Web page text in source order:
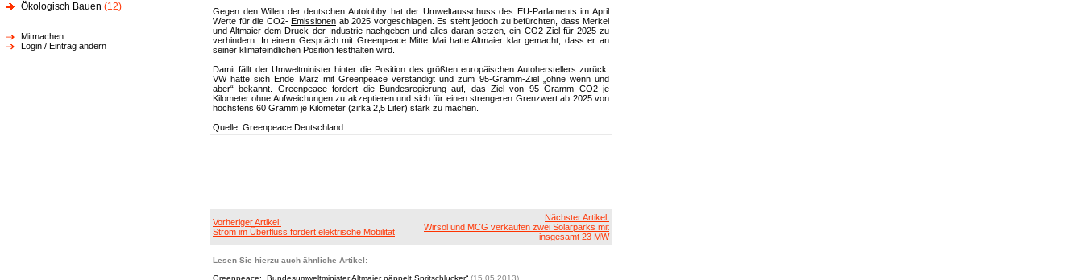
Ökologisch Bauen (12)
Mitmachen
Login / Eintrag ändern
Gegen den Willen der deutschen Autolobby hat der Umweltausschuss des EU-Parlaments im April
Werte für die CO2- Emissionen ab 2025 vorgeschlagen. Es steht jedoch zu befürchten, dass Merkel
und Altmaier dem Druck der Industrie nachgeben und alles daran setzen, ein CO2-Ziel für 2025 zu
verhindern. In einem Gespräch mit Greenpeace Mitte Mai hatte Altmaier klar gemacht, dass er an
seiner klimafeindlichen Position festhalten wird.
Damit fällt der Umweltminister hinter die Position des größten europäischen Autoherstellers zurück.
VW hatte sich Ende März mit Greenpeace verständigt und zum 95-Gramm-Ziel „ohne wenn und
aber“ bekannt. Greenpeace fordert die Bundesregierung auf, das Ziel von 95 Gramm CO2 je
Kilometer ohne Aufweichungen zu akzeptieren und sich für einen strengeren Grenzwert ab 2025 von
höchstens 60 Gramm je Kilometer (zirka 2,5 Liter) stark zu machen.
Quelle: Greenpeace Deutschland
Vorheriger Artikel:
Strom im Überfluss fördert elektrische Mobilität
Nächster Artikel:
Wirsol und MCG verkaufen zwei Solarparks mit
insgesamt 23 MW
Lesen Sie hierzu auch ähnliche Artikel:
Greenpeace: „Bundesumweltminister Altmaier päppelt Spritschlucker“ (15.05.2013)